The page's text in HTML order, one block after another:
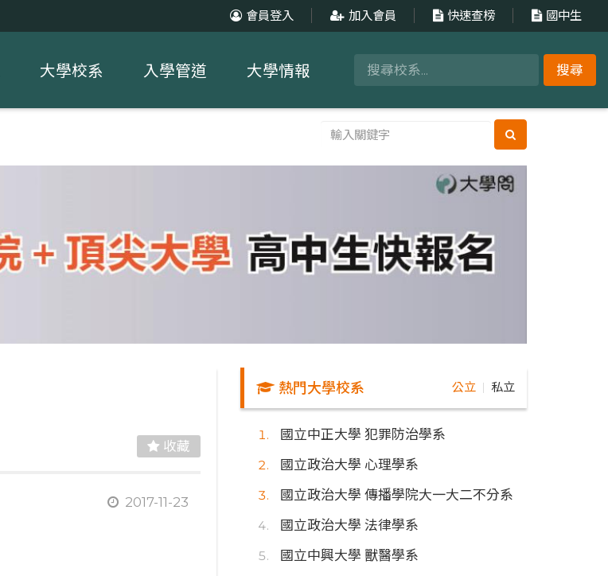
會員登入 加入會員 快速查榜 國中生
搜尋
大學校系 入學管道 大學情報
收藏
2017-11-23
熱門大學校系 公立 私立
國立中正大學 犯罪防治學系
國立政治大學 心理學系
國立政治大學 傳播學院大一大二不分系
國立政治大學 法律學系
國立中興大學 獸醫學系